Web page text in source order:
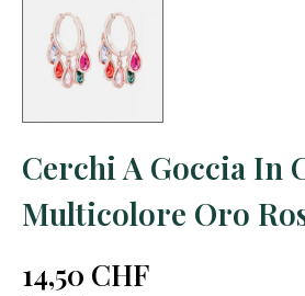
Cerchi A Goccia In
Multicolore Oro
14,50 CHF